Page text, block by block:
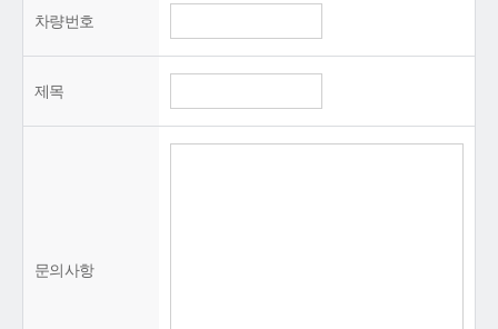
차량번호
제목
문의사항